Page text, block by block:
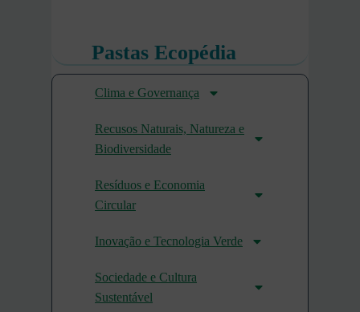
Pastas Ecopédia
Clima e Governança
Recusos Naturais, Natureza e
Biodiversidade
Resíduos e Economia
Circular
Inovação e Tecnologia Verde
Sociedade e Cultura
Sustentável